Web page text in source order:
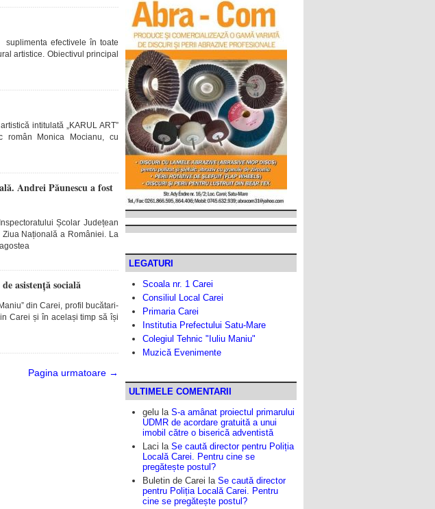
efectivele în toate
artistice. Obiectivul principal
intitulată „KARUL ART”
român Monica Mocianu, cu
Andrei Păunescu a fost
Școlar Județean
Națională a României. La
asistență socială
din Carei, profil bucătari-
Carei și în același timp să își
Pagina urmatoare →
LEGATURI
Scoala nr. 1 Carei
Consiliul Local Carei
Primaria Carei
Institutia Prefectului Satu-Mare
Colegiul Tehnic "Iuliu Maniu"
Muzică Evenimente
ULTIMELE COMENTARII
gelu la S-a amânat proiectul primarului
UDMR de acordare gratuită a unui
imobil către o biserică adventistă
Laci la Se caută director pentru Poliția
Locală Carei. Pentru cine se
pregătește postul?
Buletin de Carei la Se caută director
pentru Poliția Locală Carei. Pentru
cine se pregătește postul?